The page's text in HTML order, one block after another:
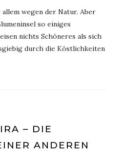
wegen der Natur. Aber
so einiges
nichts Schöneres als sich
durch die Köstlichkeiten
– DIE
ANDEREN